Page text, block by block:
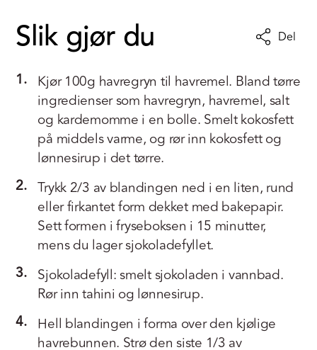
Slik gjør du Del
1. Kjør 100g havregryn til havremel. Bland tørre
ingredienser som havregryn, havremel, salt
og kardemomme i en bolle. Smelt kokosfett
på middels varme, og rør inn kokosfett og
lønnesirup i det tørre.
2. Trykk 2/3 av blandingen ned i en liten, rund
eller firkantet form dekket med bakepapir.
Sett formen i fryseboksen i 15 minutter,
mens du lager sjokoladefyllet.
3. Sjokoladefyll: smelt sjokoladen i vannbad.
Rør inn tahini og lønnesirup.
4. Hell blandingen i forma over den kjølige
havrebunnen. Strø den siste 1/3 av